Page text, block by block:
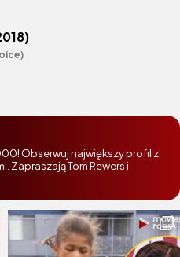
Obserwuj największy profil z
Zapraszają Tom Rewers i